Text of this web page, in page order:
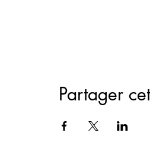
Partager